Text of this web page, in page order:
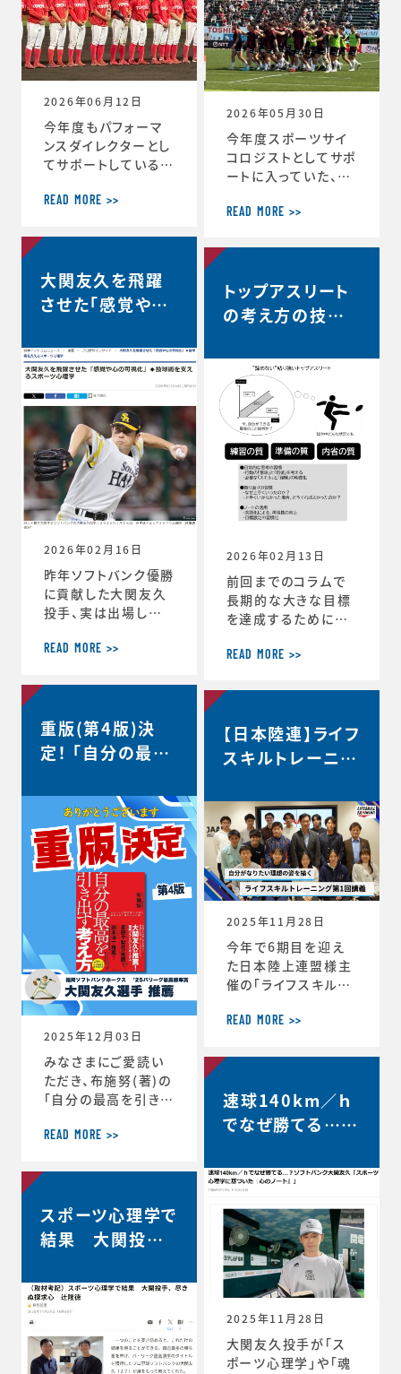
おう。 ≪12月31日≫
桐蔭学園ラグビーフ
ァミリー。昨年の3年
生が花園初戦に駆け
つけてくれました。 あ
れました。◆放送内容
はこちら↓https://
www.nhk.jp/p/ts/
4V23PRP3YR/epis
ode/te/QNX8MVR
GJW
2026年06月12日
今年度もパフォーマ
ンスダイレクターとし
てサポートしているト
部が、都市対抗野球
選で第2代表戦で勝
が決定しました。 ◆
第97回都市対抗野球
大会 本大会出場決定
動車硬式野球部HPよ
り） https://redcr
uisers.toyotatim
es-sports.toyot
a/news/team_ne
ws-1505
READ MORE >>
2026年05月30日
今年度スポーツサイ
コロジストとしてサポ
ートに入っていた、リ
京は最終順位5位と
以降、チーム史上最
◆リーグワン2025-2
6 ディビジョン1 最終
順位5位のお知らせ
ズ公式HP） http
s://blackrams-to
kyo.com/news/in
formation/2025-2
026/20260525a.h
tml
READ MORE >>
大関友久を飛躍
させた「感覚や心
術を支えるスポー
ツ心理学【時事ド
ットコムニュー
ス】
2026年02月16日
昨年ソフトバンク優勝
に貢献した大関友久
投手、実は出場した
ーで、たくさんの印象
ていました。時事通信
け、大関選手のコメン
トの「真意」をスポー
ツ心理学の視点から、
た内容がこちらの記
事にまとめられてい
ます。大関選手の布施
の1年間の取組みの
中身が見えてくると
思います。ぜひリンク
からご覧ください。・
言語化で生じる再現
性・何にフォーカスす
READ MORE >>
トップアスリート
の考え方の技術
中、諦めずに粘り
強い選手は何を
考えているの
か？…
2026年02月13日
前回までのコラムで
長期的な大きな目標
を達成するためにCS
がらその時々の適切
との重要性を話して
バランスを理解するこ
とのメリットはそれだ
けにとどまりません。
ビジネスにおいても
瞬時に判断が求めら
れるような状況が
度々起こりますが、 C
S バランスを意識し
てその時できる最高
のことにチャレンジす
る習慣が身につくと、
困難などんな状況下
READ MORE >>
重版(第4版)決
定！ 「自分の最高
方」
2025年12月03日
みなさまにご愛読い
ただき、布施努(著)の
「自分の最高を引き出
ツ心理学博士が語る
の違い」は、続々と重
決定しました。第4版
からの帯には、ソフト
バンクホークス大関
葉もいただいていま
す！この本が、より多く
のみなさまのお役に
立つことができれば
と願っております。■
READ MORE >>
【日本陸連】ライフ
スキルトレーニン
ンタビュー＜自分
がなりたい理想の
姿を描く＞
2025年11月28日
今年で6期目を迎え
た日本陸上連盟様主
催の「ライフスキルト
トしています。第6期
3名、3年生2名、4年
tps://www.jaaf.o
r.jp/news/articl
e/22881/）が受講生
ます。第一回のトレー
ニングの様子や受講
者のインタビューが
掲載されました。htt
ps://www.jaaf.or.
jp/news/a
READ MORE >>
スポーツ心理学で
結果 大関投手、
日新聞デジタル】
速球140km／ｈ
でなぜ勝てる…？
友久「野球はアー
トとサイエンスで
す」【FRIDAY…
2025年11月28日
大関友久投手が「ス
ポーツ心理学」や「魂